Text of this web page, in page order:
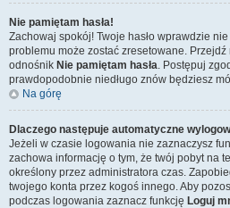
Nie pamiętam hasła!
Zachowaj spokój! Twoje hasło wprawdzie
problemu może zostać zresetowane.
odnośnik Nie pamiętam hasła. Postępuj
prawdopodobnie niedługo znów będziesz
Na górę
Dlaczego następuje automatyczne
Jeżeli w czasie logowania nie zaznaczysz
zachowa informację o tym, że twój pobyt na
określony przez administratora czas.
twojego konta przez kogoś innego. Aby
podczas logowania zaznacz funkcję Loguj